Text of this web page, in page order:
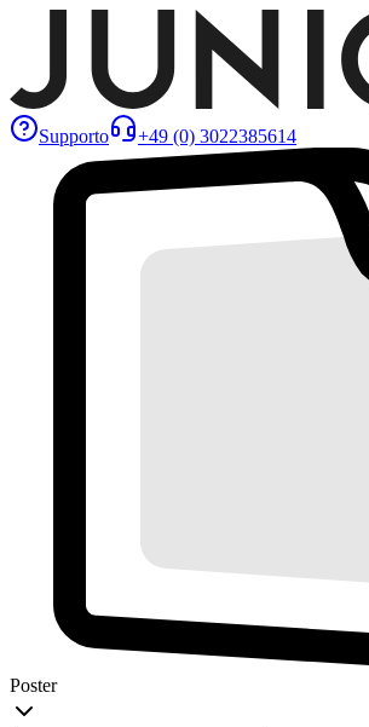
Supporto +49 (0) 3022385614
Poster